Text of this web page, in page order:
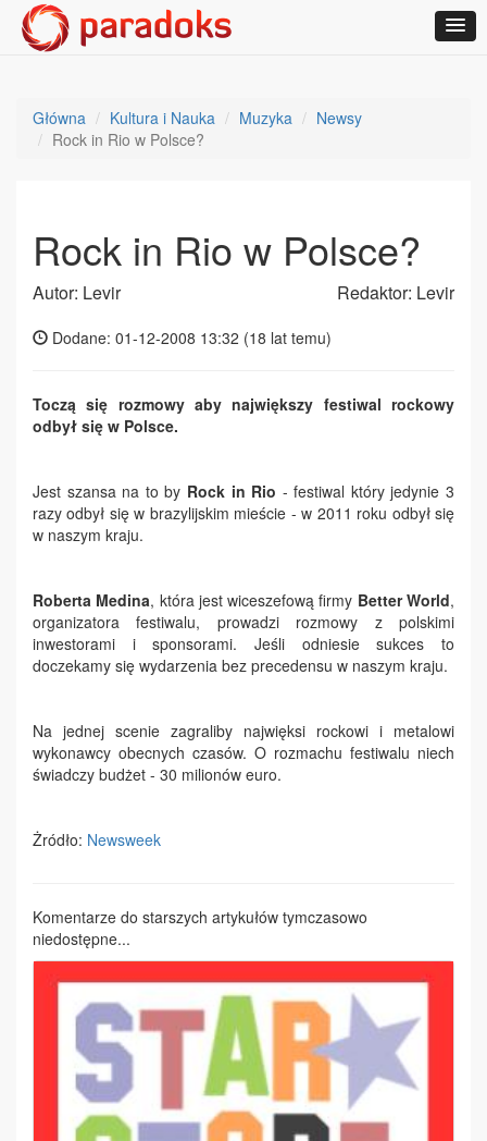
Główna Kultura i Nauka Muzyka
Newsy
Rock in Rio w Polsce?
Rock in Rio w Polsce?
Autor: Levir Redaktor: Levir
Dodane: 01-12-2008 13:32 (18 lat temu)
Toczą się rozmowy aby największy festiwal rockowy
odbył się w Polsce.
Jest szansa na to by Rock in Rio - festiwal który jedynie 3
razy odbył się w brazylijskim mieście - w 2011 roku odbył się
w naszym kraju.
Roberta Medina, która jest wiceszefową firmy Better World,
organizatora festiwalu, prowadzi rozmowy z polskimi
inwestorami i sponsorami. Jeśli odniesie sukces to
doczekamy się wydarzenia bez precedensu w naszym kraju.
Na jednej scenie zagraliby najwięksi rockowi i metalowi
wykonawcy obecnych czasów. O rozmachu festiwalu niech
świadczy budżet - 30 milionów euro.
Żródło: Newsweek
Komentarze do starszych artykułów tymczasowo
niedostępne...